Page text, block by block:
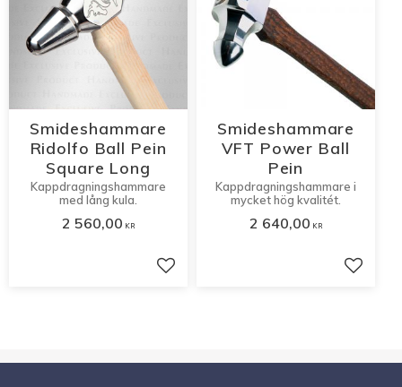
Smideshammare
Ridolfo Ball Pein
Square Long
Kappdragningshammare
med lång kula.
2 560,00 KR
Lägg till i favoriter
Smideshammare
VFT Power Ball
Pein
Kappdragningshammare i
mycket hög kvalitét.
2 640,00 KR
Lägg